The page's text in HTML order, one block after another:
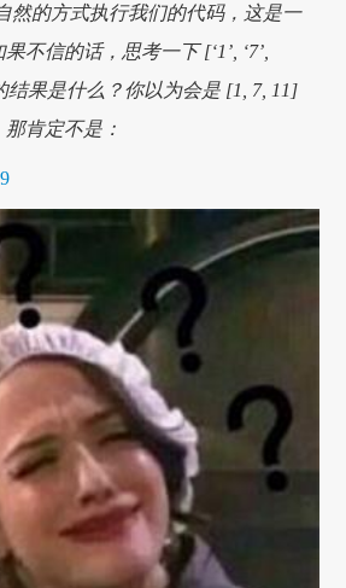
然的方式执行我们的代码，这是一
不信的话，思考一下 [‘1’, ‘7’,
结果是什么？你以为会是 [1, 7, 11]
肯定不是：